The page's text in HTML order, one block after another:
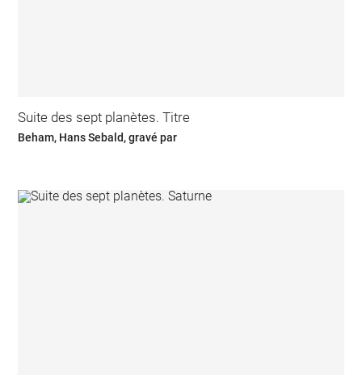
Suite des sept planètes. Titre
Beham, Hans Sebald, gravé par